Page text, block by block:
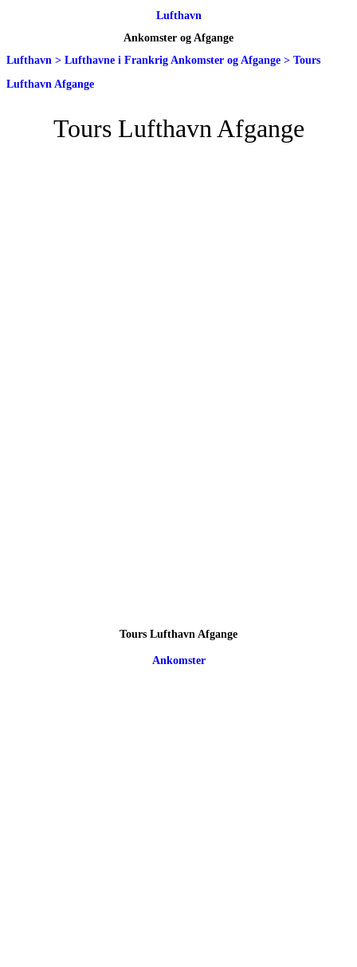
Lufthavn
Ankomster og Afgange
Lufthavn > Lufthavne i Frankrig Ankomster og Afgange > Tours
Lufthavn Afgange
Tours Lufthavn Afgange
Tours Lufthavn Afgange
Ankomster